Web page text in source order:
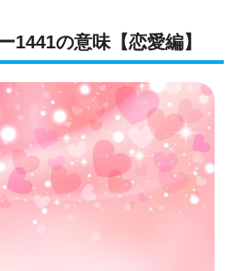
1441の意味【恋愛編】